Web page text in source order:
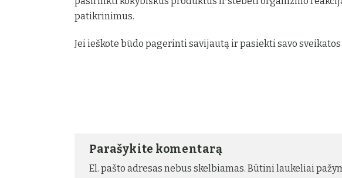
patikrinimus.
Jei ieškote būdo pagerinti savijautą ir pasiekti savo
Parašykite komentarą
El. pašto adresas nebus skelbiamas. Būtini laukeliai